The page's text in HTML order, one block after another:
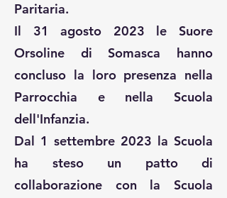
Paritaria.
Il 31 agosto 2023 le Suore
Orsoline di Somasca hanno
concluso la loro presenza nella
Parrocchia e nella Scuola
dell'Infanzia.
Dal 1 settembre 2023 la Scuola
ha steso un patto di
collaborazione con la Scuola